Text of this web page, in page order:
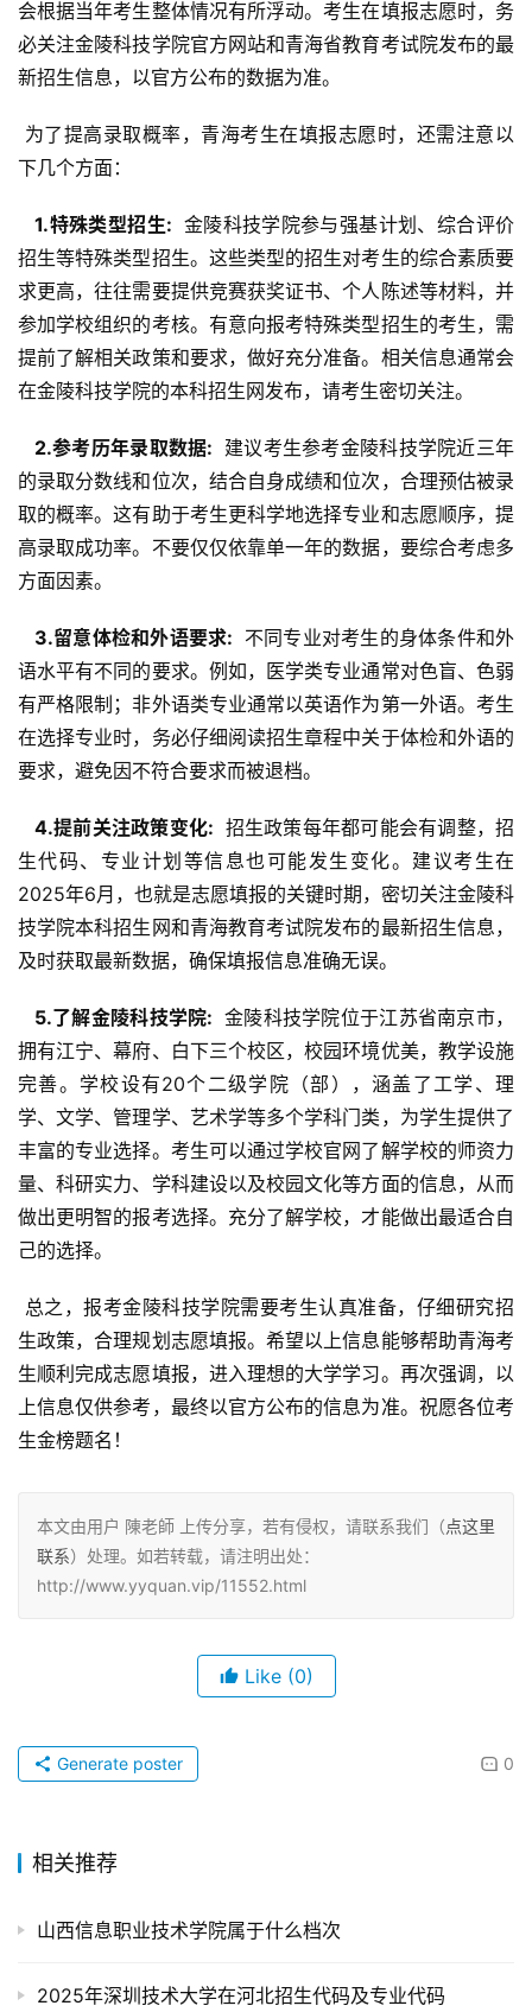
会根据当年考生整体情况有所浮动。考生在填报志愿时，务
必关注金陵科技学院官方网站和青海省教育考试院发布的最
新招生信息，以官方公布的数据为准。
下几个方面：
  1.特殊类型招生:
金陵科技学院参与强基计划、综合评价
招生等特殊类型招生。这些类型的招生对考生的综合素质要
求更高，往往需要提供竞赛获奖证书、个人陈述等材料，并
参加学校组织的考核。有意向报考特殊类型招生的考生，需
提前了解相关政策和要求，做好充分准备。相关信息通常会
在金陵科技学院的本科招生网发布，请考生密切关注。
  2.参考历年录取数据:
建议考生参考金陵科技学院近三年
的录取分数线和位次，结合自身成绩和位次，合理预估被录
取的概率。这有助于考生更科学地选择专业和志愿顺序，提
高录取成功率。不要仅仅依靠单一年的数据，要综合考虑多
方面因素。
  3.留意体检和外语要求:
不同专业对考生的身体条件和外
语水平有不同的要求。例如，医学类专业通常对色盲、色弱
有严格限制；非外语类专业通常以英语作为第一外语。考生
在选择专业时，务必仔细阅读招生章程中关于体检和外语的
要求，避免因不符合要求而被退档。
  4.提前关注政策变化:
招生政策每年都可能会有调整，招
生代码、专业计划等信息也可能发生变化。建议考生在
2025年6月，也就是志愿填报的关键时期，密切关注金陵科
技学院本科招生网和青海教育考试院发布的最新招生信息，
及时获取最新数据，确保填报信息准确无误。
  5.了解金陵科技学院:
金陵科技学院位于江苏省南京市，
拥有江宁、幕府、白下三个校区，校园环境优美，教学设施
完善。学校设有20个二级学院（部），涵盖了工学、理
学、文学、管理学、艺术学等多个学科门类，为学生提供了
丰富的专业选择。考生可以通过学校官网了解学校的师资力
量、科研实力、学科建设以及校园文化等方面的信息，从而
做出更明智的报考选择。充分了解学校，才能做出最适合自
己的选择。
生政策，合理规划志愿填报。希望以上信息能够帮助青海考
生顺利完成志愿填报，进入理想的大学学习。再次强调，以
上信息仅供参考，最终以官方公布的信息为准。祝愿各位考
生金榜题名！
本文由用户 陳老師 上传分享，若有侵权，请联系我们（点这里
联系）处理。如若转载，请注明出处：
http://www.yyquan.vip/11552.html
Like (0)
0
Generate poster
相关推荐
山西信息职业技术学院属于什么档次
2025年深圳技术大学在河北招生代码及专业代码